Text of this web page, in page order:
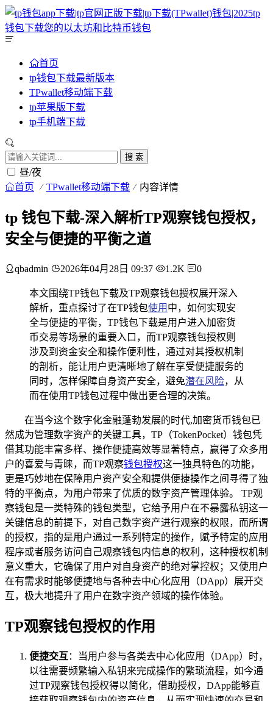
首页
tp钱包下载最新版本
TPwallet移动端下载
tp苹果版下载
tp手机端下载
搜 索
昼/夜
首页 TPwallet移动端下载 内容详情
tp 钱包下载-深入解析TP观察钱包授权，
安全与便捷的平衡之道
qbadmin 2026年04月28日 09:37 1.2K 0
本文围绕TP钱包下载及TP观察钱包授权展开深入
解析，重点探讨了在TP钱包使用 中，如何实现安
全与便捷的平衡，TP钱包下载是用户进入加密货
币交易等场景的重要入口，而TP观察钱包授权则
涉及到资金安全和操作便利性，通过对其授权机制
的剖析，能让用户更清晰地了解在享受便捷服务的
同时，怎样保障自身资产安全，避免潜在风险，从
而在使用TP钱包过程中做出更合理的决策。
在当今这个数字化金融蓬勃发展的时代,加密货币钱包已
然成为管理数字资产的关键工具，TP（TokenPocket）钱包凭
借其功能丰富多样、操作便捷高效等显著特点，赢得了众多用
户的喜爱与青睐，而TP观察钱包授权这一独具特色的功能，
更是巧妙地在保障用户资产安全和提供便捷操作之间寻得了独
特的平衡点，为用户带来了优质的数字资产管理体验。 TP观
察钱包是一类特殊的钱包类型，它给予用户在不暴露私钥这一
关键信息的前提下，对自己数字资产进行观察的权限，而所谓
的授权，指的是用户通过一系列特定的操作，赋予特定的应用
程序或者服务访问自己观察钱包内信息的权利，这种授权机制
意义重大，它确保了用户对自身资产的绝对掌控权；又使用户
在有需求时能够便捷地与各种去中心化应用（DApp）展开交
互，极大地提升了用户在数字资产领域的操作体验。
TP观察钱包授权的作用
便捷交互 ：当用户参与各类去中心化应用（DApp）时，
以往需要频繁输入私钥来完成操作的繁琐流程，如今通
过TP观察钱包授权得以简化，借助授权，DApp能够直